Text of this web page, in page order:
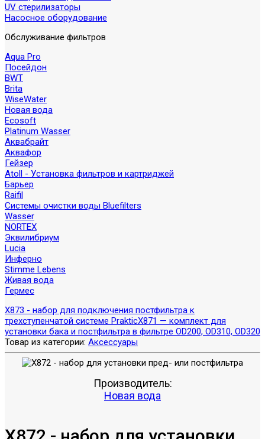
UV стерилизаторы
Насосное оборудование
Обслуживание фильтров
Aqua Pro
Посейдон
BWT
Brita
WiseWater
Новая вода
Ecosoft
Platinum Wasser
Аквабрайт
Аквафор
Гейзер
Atoll - Установка фильтров и картриджей
Барьер
Raifil
Системы очистки воды Bluefilters
Wasser
NORTEX
Эквилибриум
Lucia
Инферно
Stimme Lebens
Живая вода
Гермес
X873 - набор для подключения постфильтра к
трехступенчатой системе PrakticX871 — комплект для
установки бака и постфильтра в фильтре OD200, OD310, OD320
Товар из категории: Аксессуары
Производитель:
Новая вода